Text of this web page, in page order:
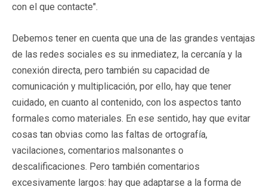
con el que contacte".
Debemos tener en cuenta que una de las grandes ventajas
de las redes sociales es su inmediatez, la cercanía y la
conexión directa, pero también su capacidad de
comunicación y multiplicación, por ello, hay que tener
cuidado, en cuanto al contenido, con los aspectos tanto
formales como materiales. En ese sentido, hay que evitar
cosas tan obvias como las faltas de ortografía,
vacilaciones, comentarios malsonantes o
descalificaciones. Pero también comentarios
excesivamente largos: hay que adaptarse a la forma de